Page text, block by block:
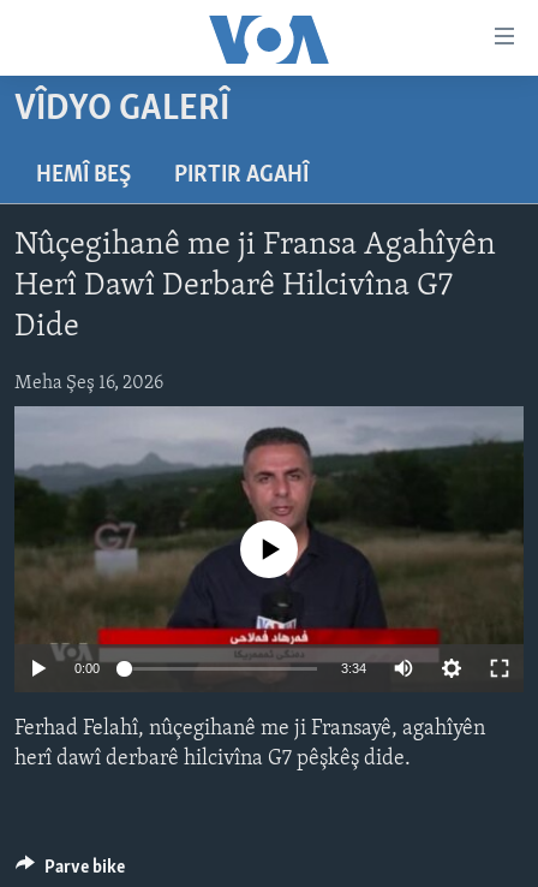
Yekser
here
naveroka
serekî
here
Malpera
serekî
Yekser
Lêgerînê
NÛÇE
FOTO GALERÎ
AMERÎKA
TIRKÎYE
ÎRAQ
ROJHILATA NAVÎN
ÇAND Û HUNER
SERNIVÎS
SORANÎ
Learning English
VÎDYO GALERÎ
HEMÎ BEŞ PIRTIR AGAHÎ
Nûçegihanê me ji Fransa Agahîyên
Herî Dawî Derbarê Hilcivîna G7
Dide
Meha Şeş 16, 2026
No media source currently available
0:00 3:34 Auto
Ferhad Felahî, nûçegihanê me ji Fransayê, agahîyên
herî dawî derbarê hilcivîna G7 pêşkêş dide.
Parve bike